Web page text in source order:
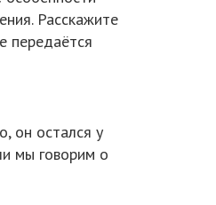
Расскажите
передаётся
он остался у
мы говорим о